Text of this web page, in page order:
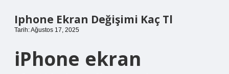
Iphone Ekran Değişimi Kaç Tl
Tarih: Ağustos 17, 2025
iPhone ekran